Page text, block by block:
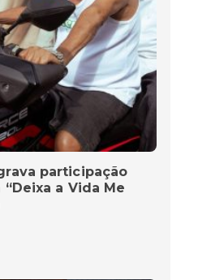
participação
a Vida Me